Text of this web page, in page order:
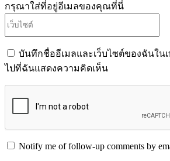
กรุณาใส่ที่อยู่อีเมลของคุณที่นี่
บันทึกชื่ออีเมลและเว็บไซต์ของฉันใน
ไปที่ฉันแสดงความคิดเห็น
Notify me of follow-up comments by